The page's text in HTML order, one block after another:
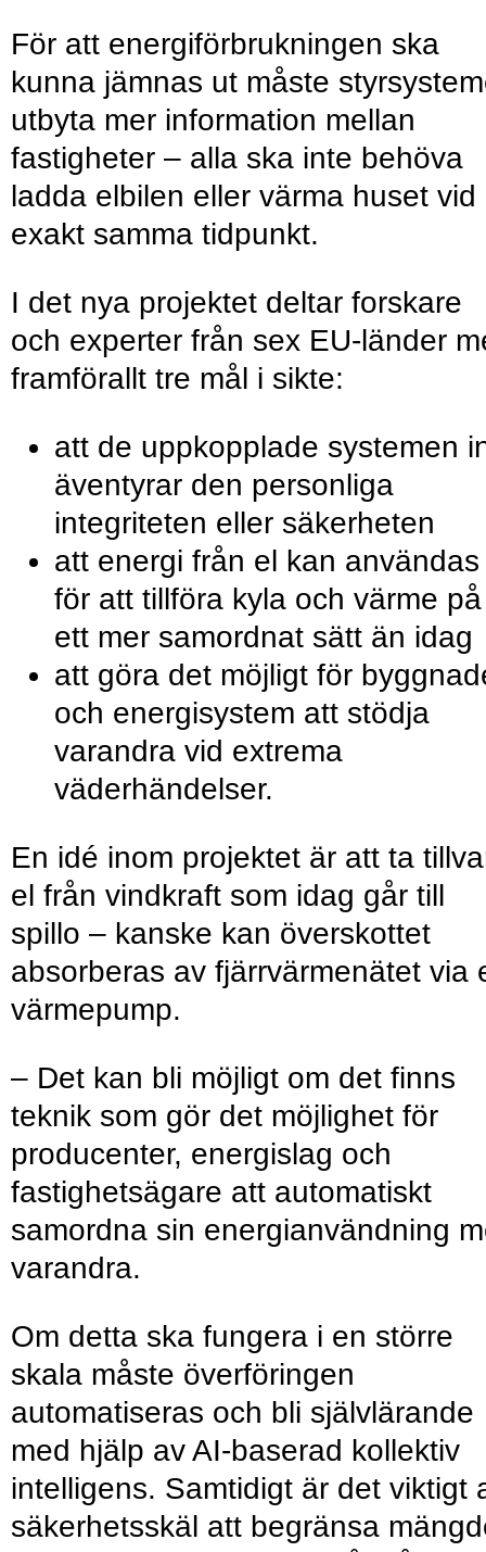
För att energiförbrukningen ska
kunna jämnas ut måste
utbyta mer information mellan
fastigheter – alla ska inte behöva
ladda elbilen eller värma huset vid
exakt samma tidpunkt.
I det nya projektet deltar forskare
och experter från sex EU-länder
framförallt tre mål i sikte:
att de uppkopplade systemen
äventyrar den personliga
integriteten eller säkerheten
att energi från el kan användas
för att tillföra kyla och värme på
ett mer samordnat sätt än idag
att göra det möjligt för
och energisystem att stödja
varandra vid extrema
väderhändelser.
En idé inom projektet är att ta
el från vindkraft som idag går till
spillo – kanske kan överskottet
absorberas av fjärrvärmenätet via
värmepump.
– Det kan bli möjligt om det finns
teknik som gör det möjlighet för
producenter, energislag och
fastighetsägare att automatiskt
samordna sin energianvändning
varandra.
Om detta ska fungera i en större
skala måste överföringen
automatiseras och bli självlärande
med hjälp av AI-baserad kollektiv
intelligens. Samtidigt är det viktigt
säkerhetsskäl att begränsa